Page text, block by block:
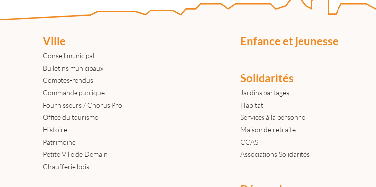
Ville
Conseil municipal
Bulletins municipaux
Comptes-rendus
Commande publique
Fournisseurs / Chorus Pro
Office du tourisme
Histoire
Patrimoine
Petite Ville de Demain
Chaufferie bois
Enfance et jeunesse
Solidarités
Jardins partagés
Habitat
Services à la personne
Maison de retraite
CCAS
Associations Solidarités